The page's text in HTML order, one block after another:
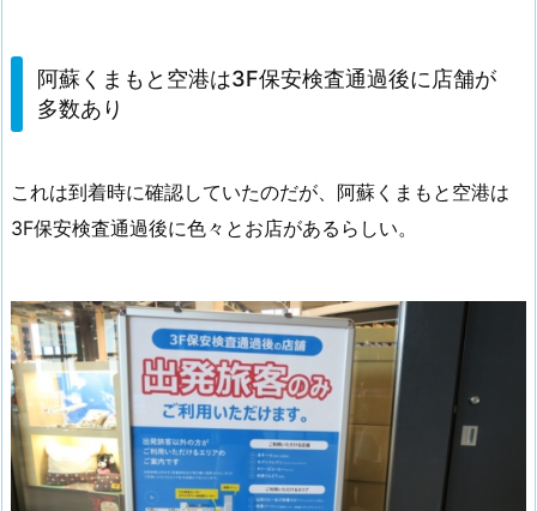
阿蘇くまもと空港は3F保安検査通過後に店舗が
多数あり
これは到着時に確認していたのだが、阿蘇くまもと空港は
3F保安検査通過後に色々とお店があるらしい。